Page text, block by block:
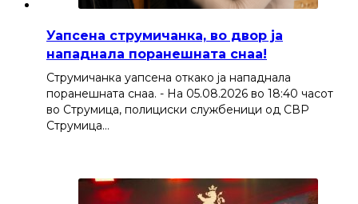
Уапсена струмичанка, во двор ја
нападнала поранешната снаа!
Струмичанка уапсена откако ја нападнала
поранешната снаа. - На 05.08.2026 во 18:40 часот
во Струмица, полициски службеници од СВР
Струмица…